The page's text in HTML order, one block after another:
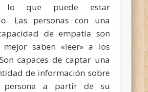
lo que puede estar
Las personas con una
de empatía son
saben «leer» a los
capaces de captar una
de información sobre
a partir de su